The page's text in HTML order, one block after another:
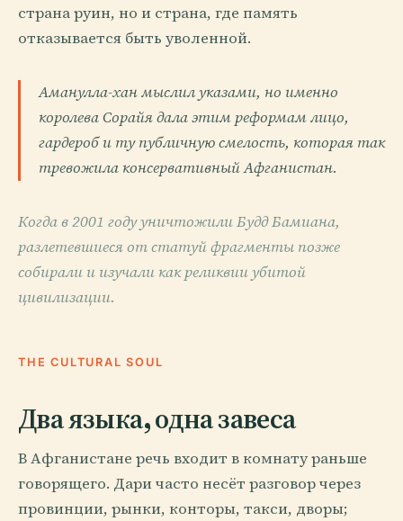
страна руин, но и страна, где память
отказывается быть уволенной.
Аманулла-хан мыслил указами, но именно
королева Сорайя дала этим реформам лицо,
гардероб и ту публичную смелость, которая так
тревожила консервативный Афганистан.
Когда в 2001 году уничтожили Будд Бамиана,
разлетевшиеся от статуй фрагменты позже
собирали и изучали как реликвии убитой
цивилизации.
THE CULTURAL SOUL
Два языка, одна завеса
В Афганистане речь входит в комнату раньше
говорящего. Дари часто несёт разговор через
провинции, рынки, конторы, такси, дворы;